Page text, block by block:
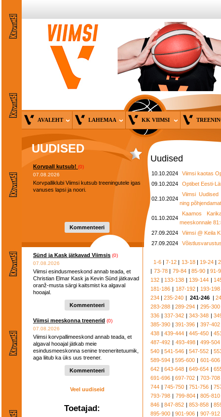
AVALEHT LAHEMAA KK VIIMSI
UUDISED
Korvpall kutsub! (0)
07.08.2026
Korvpalliklubi Viimsi kutsub treeningutele igas
vanuses lapsi ja noori.
Kommenteeri
Sünd ja Kask jätkavad Viimsis (0)
07.08.2026
Viimsi esindusmeeskond annab teada, et
Christian Elmar Kask ja Kevin Sünd jätkavad
oranž-musta särgi kaitsmist ka algaval
hooajal.
Kommenteeri
Viimsi meeskonna treenerid (0)
07.08.2026
Viimsi korvpallimeeskond annab teada, et
algaval hooajal jätkab meie
esindusmeeskonna senine treeneritetuumik,
aga liitub ka üks uus treener.
Kommenteeri
Veel uudiseid
Toetajad:
Uudised
10.10.2024
Viimsi kaotas
09.10.2024
Optibet Eesti-
02.10.2024
Viimsi
ning
01.10.2024
Kaamos
meeskonnale
27.09.2024
Viimsi @ Keila
27.09.2024
1-6 |7-12 | 13-18| 19-24|
| 73-78| 79-84|85-90 |91-
132 | 133-138 | 139-144 |
181-186 | 187-192| 193-198
234 |235-240 | 241-246 |
283-288 |289-294 | 295-300
336 |337-342 |343-348 |
385-390 |391-396 | 397-402
438 |439-444 |445-450 |
487-492 | 493-498| 499-504
540 |541-546 |547-552 |
589-594 |595-600 | 601-606
642 |643-648 |649-654 |
691-696 |697-702 | 703-708
744 |745-750 |751-756 |
793-798 | 799-804| 805-810
846 |847-852 |853-858 |
895-900 |901-906 | 907-912